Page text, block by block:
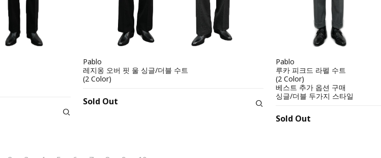
Pablo
레지옹 오버 핏 울 싱글/더블 수트
(2 Color)
Sold Out
Pablo
루카 피크드 라펠 수트
(2 Color)
베스트 추가 옵션 구매
싱글/더블 두가지 스타일
Sold Out